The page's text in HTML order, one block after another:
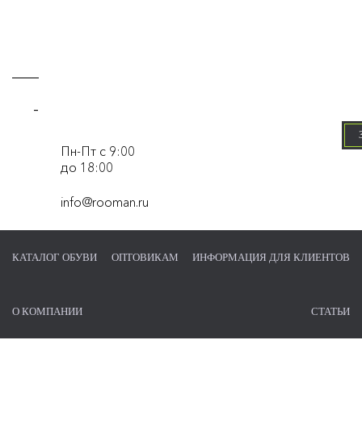
-
Пн-Пт с 9:00
до 18:00
info@rooman.ru
КАТАЛОГ ОБУВИ ОПТОВИКАМ ИНФОРМАЦИЯ ДЛЯ КЛИЕНТОВ
О КОМПАНИИ СТАТЬИ